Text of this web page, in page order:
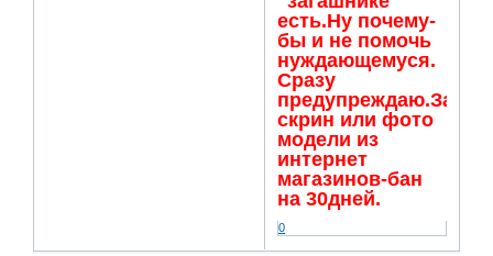
есть.Ну почему-
бы и не помочь
нуждающемуся.
Сразу
предупреждаю.За
скрин или фото
модели из
интернет
магазинов-бан
на 30дней.
0